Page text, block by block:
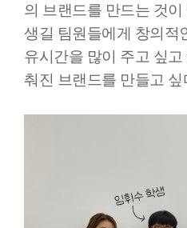
의 브랜드를 만드는 것이
생길 팀원들에게 창의적
유시간을 많이 주고 싶
춰진 브랜드를 만들고